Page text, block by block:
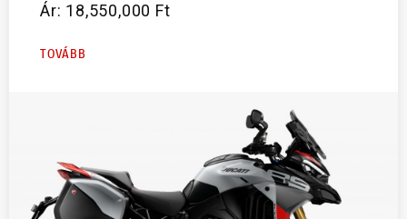
Ár: 18,550,000 Ft
TOVÁBB